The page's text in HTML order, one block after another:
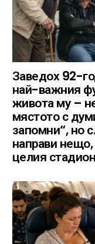
Заведох 92-
най-важния
живота му –
мястото с
запомни“, но
направи
целия стадион